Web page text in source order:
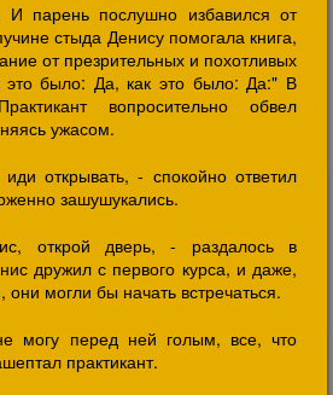
парень послушно избавился от
стыда Денису помогала книга,
от презрительных и похотливых
это было: Да, как это было: Да:" В
вопросительно обвел
ужасом.
открывать, - спокойно ответил
зашушукались.
открой дверь, - раздалось в
дружил с первого курса, и даже,
они могли бы начать встречаться.
могу перед ней голым, все, что
практикант.